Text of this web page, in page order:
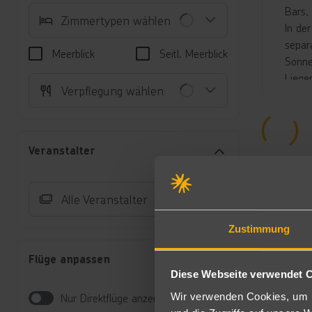
Zustimmung
Diese Webseite verwendet
Wir verwenden Cookies,
Zimmertypen wählen
Meerblick Seitl. Meerblick
Verpflegung wählen
Veranstalter
Alle Veranstalter
Flüge anpassen
Nur Direktflüge anzeigen
In